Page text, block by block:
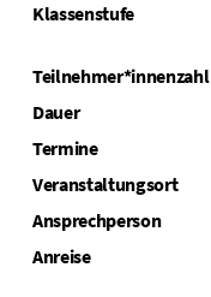
Klassenstufe
Teilnehmer*innenzahl
Dauer
Termine
Veranstaltungsort
Ansprechperson
Anreise